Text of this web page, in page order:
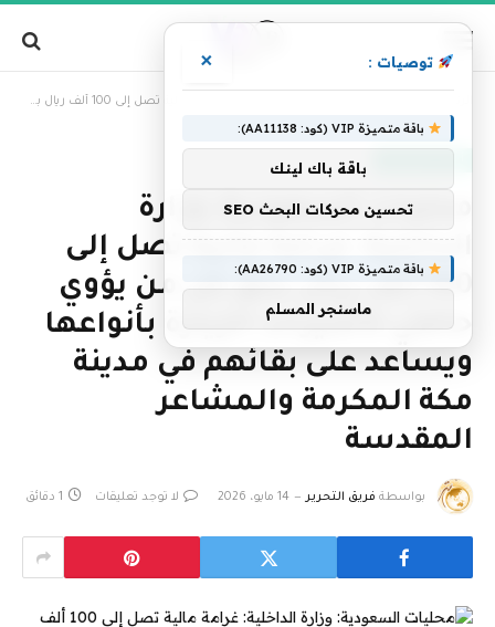
محليات السعودية: وزارة الداخلية: غرامة مالية تصل إلى 100 ألف ريال بحق كل من يؤوي حاملي تأشيرات الزيارة بأنواعها ويساعد على بقائهم في مدينة مكة المكرمة والمشاعر المقدسة
محليات السعودية: وزارة
الداخلية: غرامة مالية تصل إلى
100 ألف ريال بحق كل من يؤوي
حاملي تأشيرات الزيارة بأنواعها
ويساعد على بقائهم في مدينة
مكة المكرمة والمشاعر
المقدسة
بواسطة فريق التحرير 14 مايو، 2026 لا توجد تعليقات 1 دقائق
توصيات : ×
باقة متميزة VIP (كود: AA11138):
باقة باك لينك
تحسين محركات البحث SEO
باقة متميزة VIP (كود: AA26790):
ماسنجر المسلم